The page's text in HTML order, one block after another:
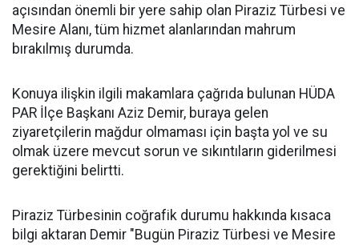
açısından önemli bir yere sahip olan Piraziz Türbesi ve
Mesire Alanı, tüm hizmet alanlarından mahrum
bırakılmış durumda.
Konuya ilişkin ilgili makamlara çağrıda bulunan HÜDA
PAR İlçe Başkanı Aziz Demir, buraya gelen
ziyaretçilerin mağdur olmaması için başta yol ve su
olmak üzere mevcut sorun ve sıkıntıların giderilmesi
gerektiğini belirtti.
Piraziz Türbesinin coğrafik durumu hakkında kısaca
bilgi aktaran Demir "Bugün Piraziz Türbesi ve Mesire